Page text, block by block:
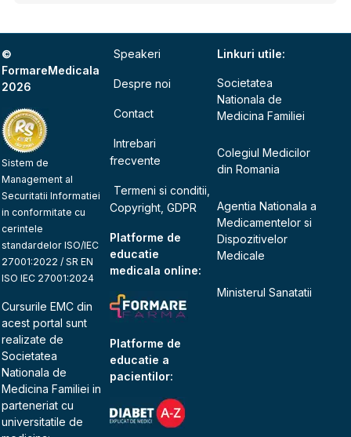
©
FormareMedicala
2026
Sistem de
Management al
Securitatii Informatiei
in conformitate cu
cerintele
standardelor ISO/IEC
27001:2022 / SR EN
ISO IEC 27001:2024
Cursurile EMC din
acest portal sunt
realizate de
Societatea
Nationala de
Medicina Familiei in
parteneriat cu
universitatile de
Speakeri
Despre noi
Contact
Intrebari
frecvente
Termeni si conditii,
Copyright, GDPR
Platforme de
educatie
medicala online:
Platforme de
educatie a
pacientilor:
Linkuri utile:
Societatea
Nationala de
Medicina Familiei
Colegiul Medicilor
din Romania
Agentia Nationala a
Medicamentelor si
Dispozitivelor
Medicale
Ministerul Sanatatii